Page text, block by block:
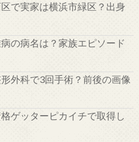
で実家は横浜市緑区？出身
の病名は？家族エピソード
外科で3回手術？前後の画像
ゲッターピカイチで取得し